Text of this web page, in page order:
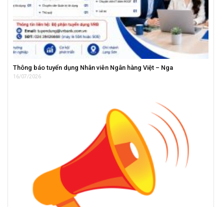
Thông báo tuyển dụng Nhân viên Ngân hàng Việt – Nga
16/07/2026